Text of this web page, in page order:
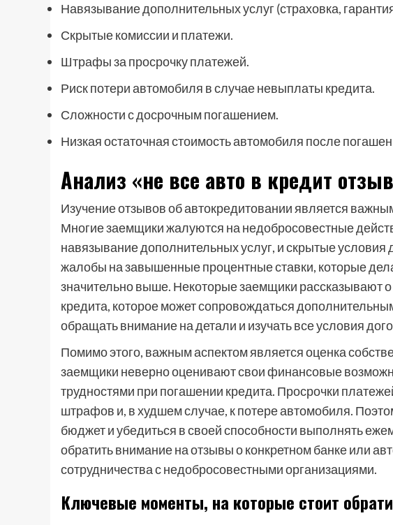
Навязывание дополнительных услуг (страховка,
Скрытые комиссии и платежи.
Штрафы за просрочку платежей.
Риск потери автомобиля в случае невыплаты кредита.
Сложности с досрочным погашением.
Низкая остаточная стоимость автомобиля после
Анализ «не все авто в кредит
Изучение отзывов об автокредитовании является
Многие заемщики жалуются на недобросовестные
навязывание дополнительных услуг, и скрытые условия
жалобы на завышенные процентные ставки, которые
значительно выше. Некоторые заемщики рассказывают
кредита, которое может сопровождаться
обращать внимание на детали и изучать все условия
Помимо этого, важным аспектом является оценка
заемщики неверно оценивают свои финансовые
трудностями при погашении кредита. Просрочки
штрафов и, в худшем случае, к потере автомобиля.
бюджет и убедиться в своей способности выполнять
обратить внимание на отзывы о конкретном банке или
сотрудничества с недобросовестными организациями.
Ключевые моменты, на которые стоит